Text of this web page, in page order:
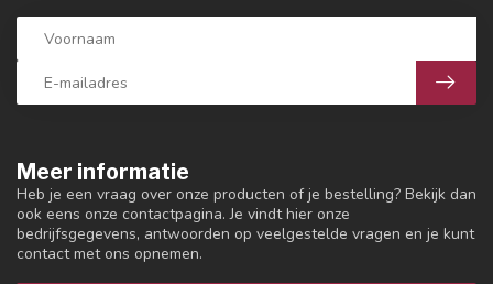
Meer informatie
Heb je een vraag over onze producten of je bestelling? Bekijk dan
ook eens onze contactpagina. Je vindt hier onze
bedrijfsgegevens, antwoorden op veelgestelde vragen en je kunt
contact met ons opnemen.